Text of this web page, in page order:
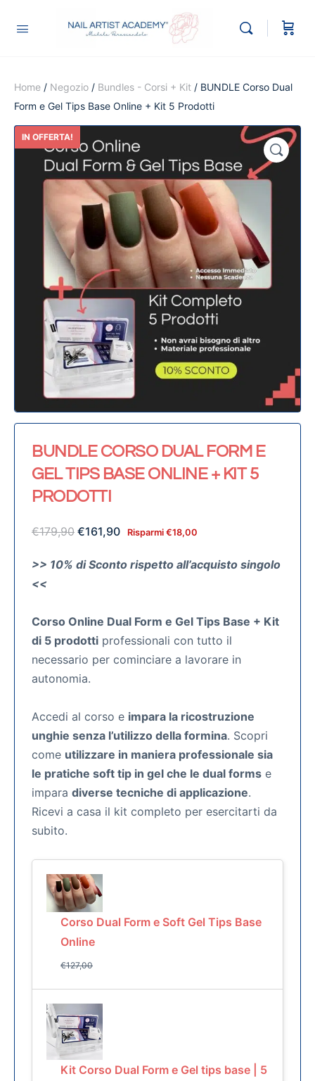
Home / Negozio / Bundles - Corsi + Kit / BUNDLE Corso Dual
Form e Gel Tips Base Online + Kit 5 Prodotti
IN OFFERTA!
🔍
BUNDLE CORSO DUAL FORM E
GEL TIPS BASE ONLINE + KIT 5
PRODOTTI
€179,90 €161,90 Risparmi €18,00
>> 10% di Sconto rispetto all’acquisto singolo
<<
Corso Online Dual Form e Gel Tips Base + Kit
di 5 prodotti professionali con tutto il
necessario per cominciare a lavorare in
autonomia.
Accedi al corso e impara la ricostruzione
unghie senza l’utilizzo della formina. Scopri
come utilizzare in maniera professionale sia
le pratiche soft tip in gel che le dual forms e
impara diverse tecniche di applicazione.
Ricevi a casa il kit completo per esercitarti da
subito.
Corso Dual Form e Soft Gel Tips Base
Online
€127,00
Kit Corso Dual Form e Gel tips base | 5